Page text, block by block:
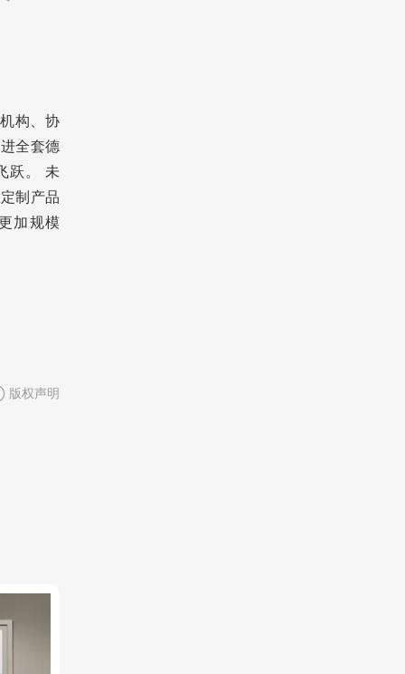
构、协
全套德
跃。 未
制产品
加规模
版权声明